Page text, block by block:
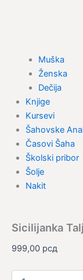
Muška
Ženska
Dečija
Knjige
Kursevi
Šahovske
Časovi Šaha
Školski pribor
Šolje
Nakit
Sicilijanka
999,00 рсд